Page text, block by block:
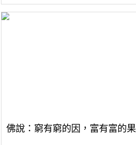
佛說：窮有窮的因，富有富的果